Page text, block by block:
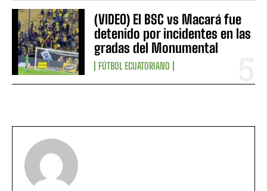
(VIDEO) El BSC vs Macará fue
detenido por incidentes en las
gradas del Monumental
FÚTBOL ECUATORIANO